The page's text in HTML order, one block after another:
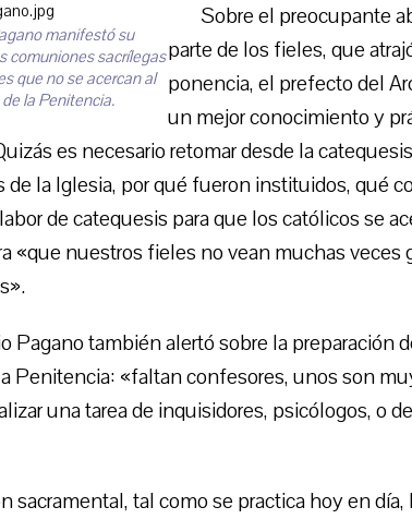
manifestó su
comuniones sacrílegas
que no se acercan al
la Penitencia.
Sobre el preocupante
parte de los fieles, que
ponencia, el prefecto del
un mejor conocimiento y
es necesario retomar desde la
de la Iglesia, por qué fueron instituidos, qué
de catequesis para que los católicos se
«que nuestros fieles no vean muchas veces
Pagano también alertó sobre la preparación
Penitencia: «faltan confesores, unos son
una tarea de inquisidores, psicólogos, o
sacramental, tal como se practica hoy en